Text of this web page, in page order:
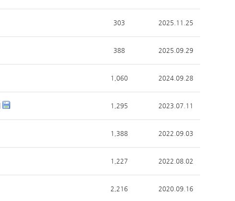
303 2025.11.25
388 2025.09.29
1,060 2024.09.28
1,295 2023.07.11
1,388 2022.09.03
1,227 2022.08.02
2,216 2020.09.16